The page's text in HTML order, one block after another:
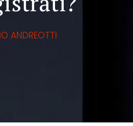
ANDREOTTI